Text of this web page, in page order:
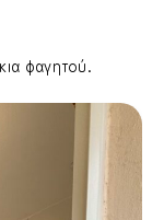
φαγητού.